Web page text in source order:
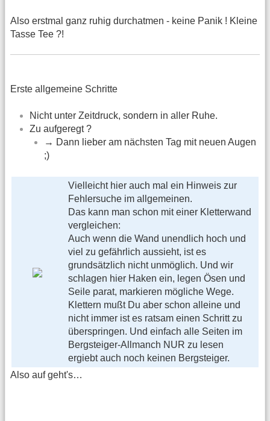
Also erstmal ganz ruhig durchatmen - keine Panik ! Kleine
Tasse Tee ?!
Erste allgemeine Schritte
Nicht unter Zeitdruck, sondern in aller Ruhe.
Zu aufgeregt ?
→ Dann lieber am nächsten Tag mit neuen Augen
;)
Vielleicht hier auch mal ein Hinweis zur
Fehlersuche im allgemeinen.
Das kann man schon mit einer Kletterwand
vergleichen:
Auch wenn die Wand unendlich hoch und
viel zu gefährlich aussieht, ist es
grundsätzlich nicht unmöglich. Und wir
schlagen hier Haken ein, legen Ösen und
Seile parat, markieren mögliche Wege.
Klettern mußt Du aber schon alleine und
nicht immer ist es ratsam einen Schritt zu
überspringen. Und einfach alle Seiten im
Bergsteiger-Allmanch NUR zu lesen
ergiebt auch noch keinen Bergsteiger.
Also auf geht's…